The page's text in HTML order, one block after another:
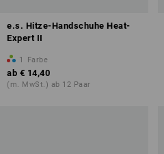
e.s. Hitze-Handschuhe Heat-
Expert II
1 Farbe
ab € 14,40
(m. MwSt.) ab 12 Paar